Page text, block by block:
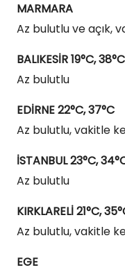
MARMARA
Az bulutlu ve açık,
BALIKESİR 19°C, 38°C
Az bulutlu
EDİRNE 22°C, 37°C
Az bulutlu, vakitle
İSTANBUL 23°C,
Az bulutlu
KIRKLARELİ 21°C,
Az bulutlu, vakitle
EGE